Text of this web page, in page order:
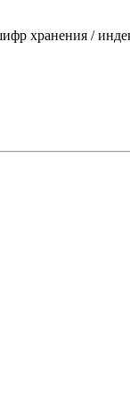
хранения /